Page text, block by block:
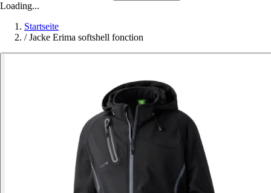
Loading...
Startseite
/ Jacke Erima softshell fonction